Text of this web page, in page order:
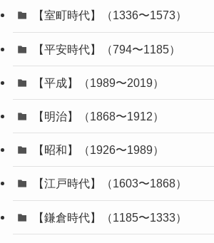
【室町時代】（1336〜1573）
【平安時代】（794〜1185）
【平成】（1989〜2019）
【明治】（1868〜1912）
【昭和】（1926〜1989）
【江戸時代】（1603〜1868）
【鎌倉時代】（1185〜1333）